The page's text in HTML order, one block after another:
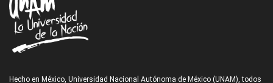
Hecho en México, Universidad Nacional Autónoma de México (UNAM), todos